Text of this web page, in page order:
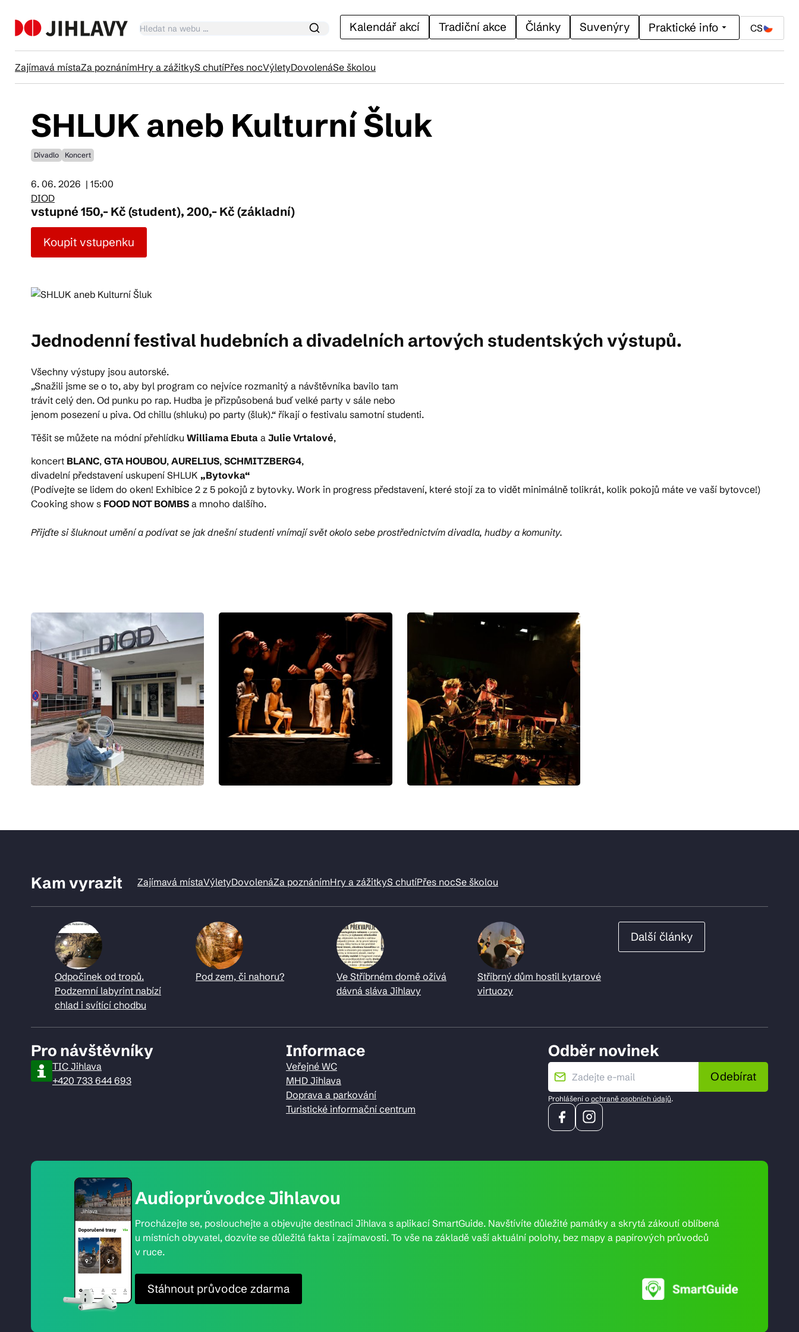
Kalendář akcí Tradiční akce Články Suvenýry Praktické info CS
Zajímavá místaZa poznánímHry a zážitkyS chutíPřes nocVýletyDovolenáSe školou
Kalendář akcí
Články
Kam vyrazit
CS EN
SHLUK aneb Kulturní Šluk
Divadlo Koncert
6. 06. 2026 | 15:00
DIOD
vstupné 150,- Kč (student), 200,- Kč (základní)
Koupit vstupenku
Jednodenní festival hudebních a divadelních artových studentských výstupů.
Všechny výstupy jsou autorské.
„Snažili jsme se o to, aby byl program co nejvíce rozmanitý a návštěvníka bavilo tam
trávit celý den. Od punku po rap. Hudba je přizpůsobená buď velké party v sále nebo
jenom posezení u piva. Od chillu (shluku) po party (šluk).“ říkají o festivalu samotní studenti.
Těšit se můžete na módní přehlídku Williama Ebuta a Julie Vrtalové,
koncert BLANC, GTA HOUBOU, AURELIUS, SCHMITZBERG4,
divadelní představení uskupení SHLUK „Bytovka“
(Podívejte se lidem do oken! Exhibice 2 z 5 pokojů z bytovky. Work in progress představení, které stojí za to vidět minimálně tolikrát, kolik pokojů máte ve vaší bytovce!)
Cooking show s FOOD NOT BOMBS a mnoho dalšího.
Přijďte si šluknout umění a podívat se jak dnešní studenti vnímají svět okolo sebe prostřednictvím divadla, hudby a komunity.
Kam vyrazit Zajímavá místaVýletyDovolenáZa poznánímHry a zážitkyS chutíPřes nocSe školou
Odpočinek od tropů.
Podzemní labyrint nabízí
chlad i svítící chodbu
Pod zem, či nahoru?
Ve Stříbrném domě ožívá
dávná sláva Jihlavy
Stříbrný dům hostil kytarové
virtuozy
Další články
Pro návštěvníky
TIC Jihlava
+420 733 644 693
Informace
Veřejné WC
MHD Jihlava
Doprava a parkování
Turistické informační centrum
Odběr novinek
Odebírat
Prohlášení o ochraně osobních údajů.
Audioprůvodce Jihlavou
Procházejte se, poslouchejte a objevujte destinaci Jihlava s aplikací SmartGuide. Navštívíte důležité památky a skrytá zákoutí oblíbená
u místních obyvatel, dozvíte se důležitá fakta i zajímavosti. To vše na základě vaší aktuální polohy, bez mapy a papírových průvodců
v ruce.
Stáhnout průvodce zdarma